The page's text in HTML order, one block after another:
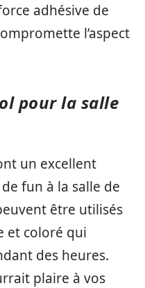
adhésive de
l’aspect
pour la salle
un excellent
fun à la salle de
être utilisés
et coloré qui
des heures.
plaire à vos